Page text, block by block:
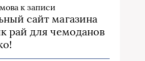
к записи
сайт магазина
рай для чемоданов